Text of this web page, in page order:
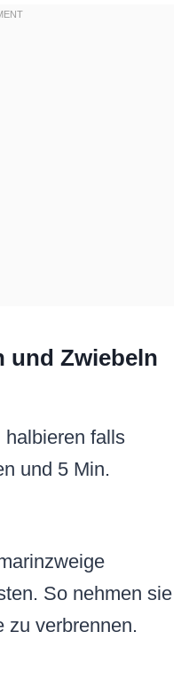
und Zwiebeln
falls
und 5 Min.
So nehmen sie
zu verbrennen.